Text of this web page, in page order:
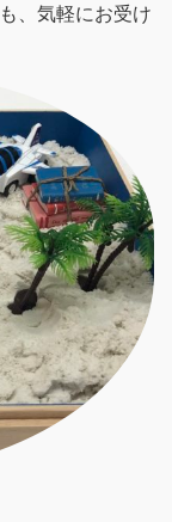
、気軽にお受け